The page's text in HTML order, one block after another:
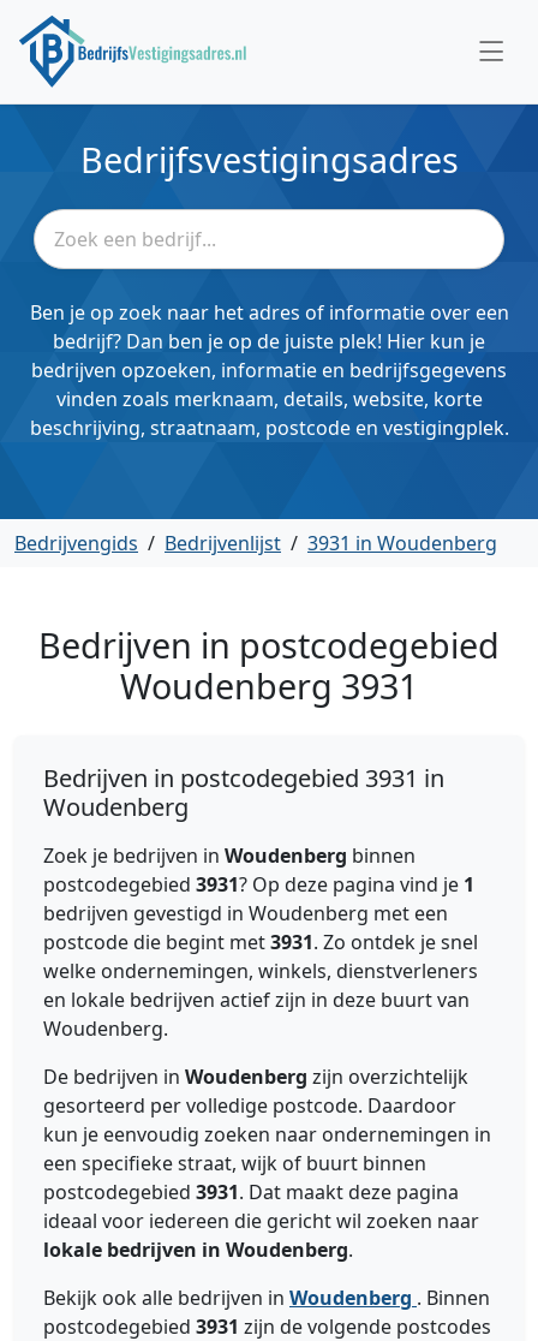
Bedrijfsvestigingsadres
Ben je op zoek naar het adres of informatie over een
bedrijf? Dan ben je op de juiste plek! Hier kun je
bedrijven opzoeken, informatie en bedrijfsgegevens
vinden zoals merknaam, details, website, korte
beschrijving, straatnaam, postcode en vestigingplek.
Bedrijvengids / Bedrijvenlijst / 3931 in Woudenberg
Bedrijven in postcodegebied
Woudenberg 3931
Bedrijven in postcodegebied 3931 in
Woudenberg
Zoek je bedrijven in Woudenberg binnen
postcodegebied 3931? Op deze pagina vind je 1
bedrijven gevestigd in Woudenberg met een
postcode die begint met3931. Zo ontdek je snel
welke ondernemingen, winkels, dienstverleners
en lokale bedrijven actief zijn in deze buurt van
Woudenberg.
De bedrijven in Woudenberg zijn overzichtelijk
gesorteerd per volledige postcode. Daardoor
kun je eenvoudig zoeken naar ondernemingen in
een specifieke straat, wijk of buurt binnen
postcodegebied 3931. Dat maakt deze pagina
ideaal voor iedereen die gericht wil zoeken naar
lokale bedrijven in Woudenberg.
Bekijk ook alle bedrijven in Woudenberg . Binnen
postcodegebied 3931 zijn de volgende postcodes